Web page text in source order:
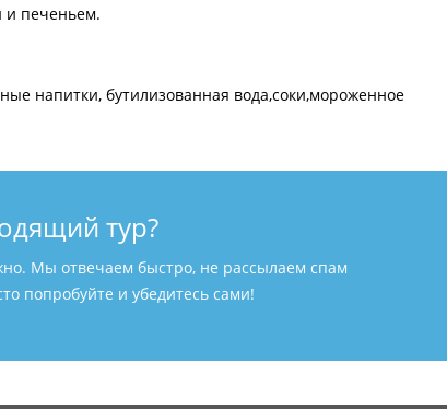
и печеньем.
напитки, бутилизованная вода,соки,мороженное
тур?
Мы отвечаем быстро, не рассылаем спам
попробуйте и убедитесь сами!